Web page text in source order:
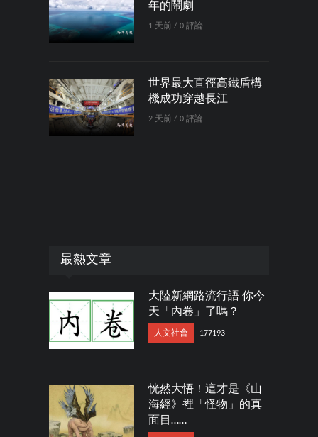
年的鬧劇
1 天前 / 0 評論
世界最大直徑高鐵盾構
機成功穿越長江
2 天前 / 0 評論
最熱文章
大陸新網路流行語 你今
天「內卷」了嗎？
人文社會 177193
恍然大悟！這才是《山
海經》裡「怪物」的真
面目……